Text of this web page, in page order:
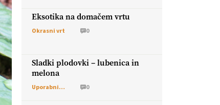
Eksotika na domačem vrtu
Okrasni vrt 0
Sladki plodovki – lubenica in
melona
Uporabni vrt 0